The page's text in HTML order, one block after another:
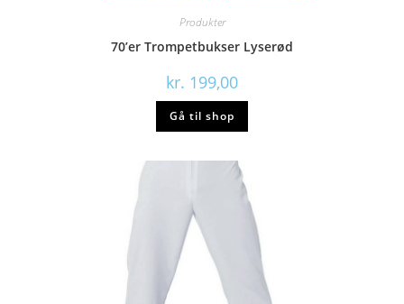
Produkter
70’er Trompetbukser Lyserød
kr. 199,00
Gå til shop